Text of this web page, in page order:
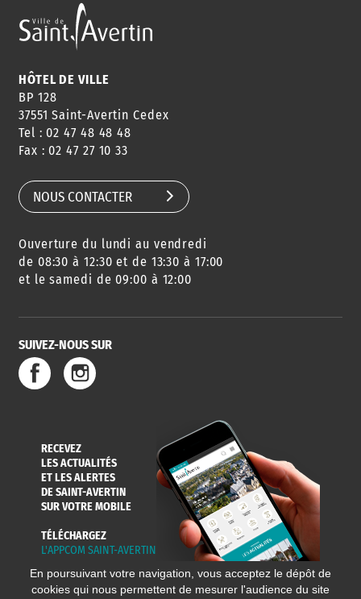
ANNUAIRE
HORAIRES
CONSEILS
DE QUARTIER
AGENDA
DES SORTIES
URBANISME
SERVICE
DE L'EAU
HÔTEL DE VILLE
BP 128
37551 Saint-Avertin Cedex
Tel : 02 47 48 48 48
Fax : 02 47 27 10 33
NOUS CONTACTER
Ouverture du lundi au vendredi
de 08:30 à 12:30 et de 13:30 à 17:00
et le samedi de 09:00 à 12:00
SUIVEZ-NOUS SUR
RECEVEZ
LES ACTUALITÉS
ET LES ALERTES
DE SAINT-AVERTIN
SUR VOTRE MOBILE
TÉLÉCHARGEZ
L'APPCOM SAINT-AVERTIN
En poursuivant votre navigation, vous acceptez le dépôt de
cookies qui nous permettent de mesurer l'audience du site